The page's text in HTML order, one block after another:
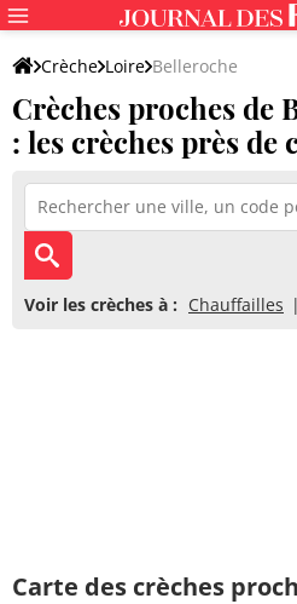
Crèche Loire Belleroche
Crèches proches de
: les crèches près de
Voir les crèches à : Chauffailles
Carte des crèches